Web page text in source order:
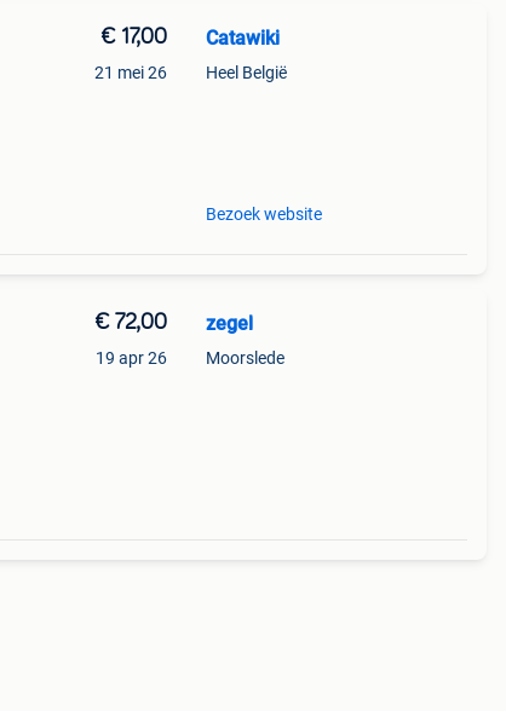
€ 17,00
21 mei 26
Catawiki
Heel België
Bezoek website
€ 72,00
19 apr 26
zegel
Moorslede